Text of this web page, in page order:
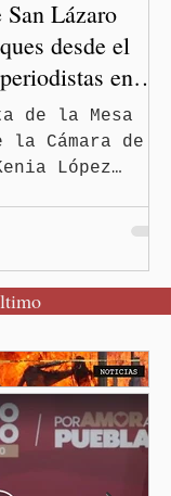
San Lázaro
desde el
en
de la Mesa
Cámara de
López
amenazas
al
la libertad de
debilitarse
hasta
una
ejercicio